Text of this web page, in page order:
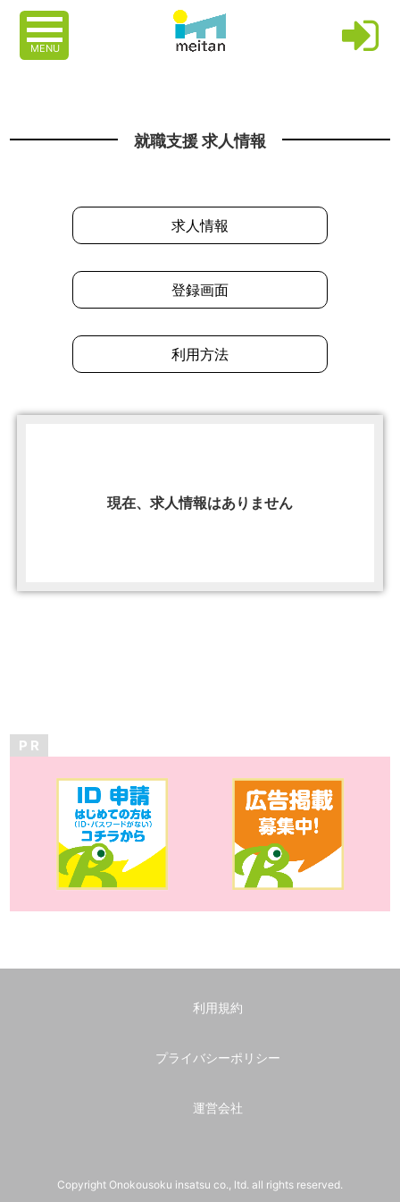
MENU
就職支援 求人情報
求人情報
登録画面
利用方法
現在、求人情報はありません
P R
利用規約
プライバシーポリシー
運営会社
Copyright Onokousoku insatsu co., ltd. all rights reserved.